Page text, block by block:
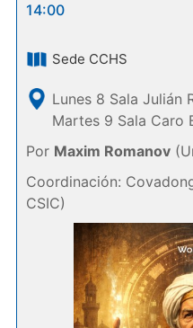
14:00
Sede CCHS
Lunes 8 Sala Julián
Martes 9 Sala Caro
Por Maxim Romanov
Coordinación:
CSIC)